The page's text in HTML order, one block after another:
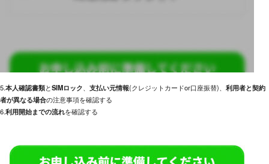
5.本人確認書類とSIMロック 支払い元情報(クレジットカードor口座振替)、 利用者と契約
者が異なる場合の注意事項を確認する
6.利用開始までの流れを確認する